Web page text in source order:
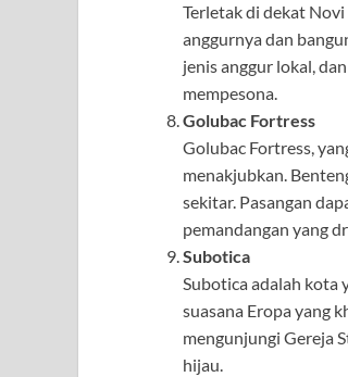
Terletak di dekat
anggurnya dan
jenis anggur lokal,
mempesona.
Golubac Fortress
Golubac Fortress,
menakjubkan.
sekitar. Pasangan
pemandangan yang
Subotica
Subotica adalah kota
suasana Eropa yang
mengunjungi Gereja
hijau.